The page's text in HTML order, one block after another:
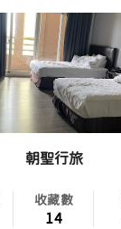
朝聖行旅
收藏數
14